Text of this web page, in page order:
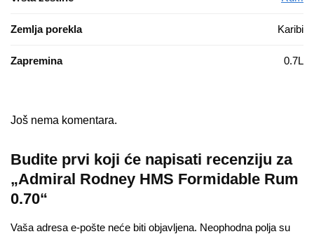
Zemlja porekla Karibi
Zapremina 0.7L
Još nema komentara.
Budite prvi koji će napisati recenziju za
„Admiral Rodney HMS Formidable Rum
0.70“
Vaša adresa e-pošte neće biti objavljena. Neophodna polja su